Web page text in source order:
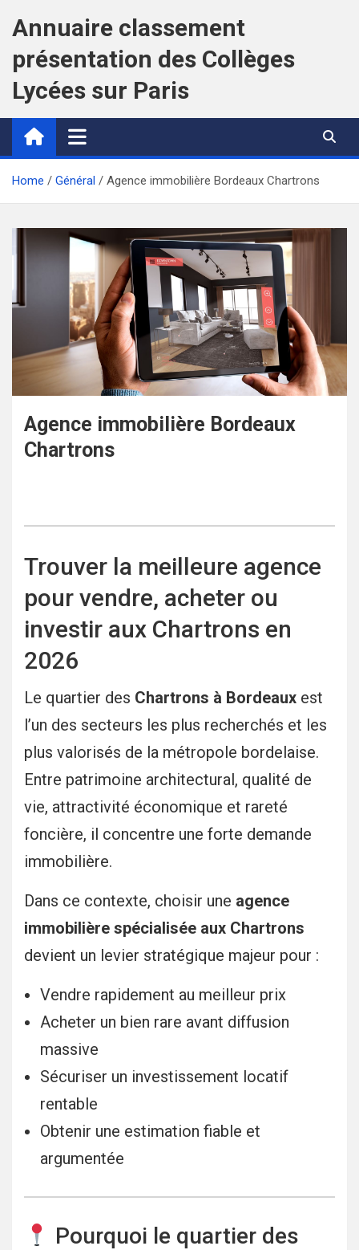
Annuaire classement
présentation des Collèges
Lycées sur Paris
Home Général Agence immobilière Bordeaux Chartrons
Agence immobilière Bordeaux
Chartrons
Trouver la meilleure agence
pour vendre, acheter ou
investir aux Chartrons en
2026
Le quartier des Chartrons à Bordeaux est
l’un des secteurs les plus recherchés et les
plus valorisés de la métropole bordelaise.
Entre patrimoine architectural, qualité de
vie, attractivité économique et rareté
foncière, il concentre une forte demande
immobilière.
Dans ce contexte, choisir une agence
immobilière spécialisée aux Chartrons
devient un levier stratégique majeur pour :
Vendre rapidement au meilleur prix
Acheter un bien rare avant diffusion
massive
Sécuriser un investissement locatif
rentable
Obtenir une estimation fiable et
argumentée
Pourquoi le quartier des